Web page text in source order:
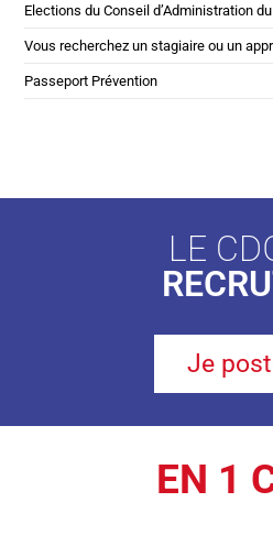
Elections du Conseil d’Administration du
Vous recherchez un stagiaire ou un
Passeport Prévention
LE
Je
EN 1